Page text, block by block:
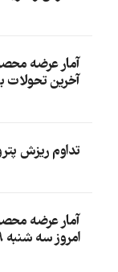
آمار عرضه
آخرین تحولات
تداوم ریزش
آمار عرضه
امروز سه شنبه ۲۹ آبان ۱۴۰۳